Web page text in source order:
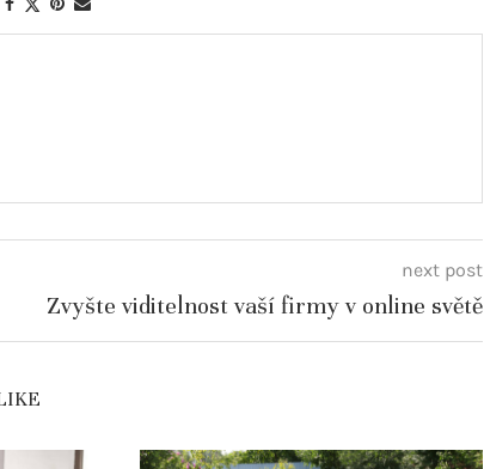
next post
Zvyšte viditelnost vaší firmy v online světě